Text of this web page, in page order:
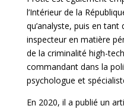
l’Intérieur de la
qu’analyste, puis en tant
inspecteur en matière
de la criminalité high-
commandant dans la
psychologue et
En 2020, il a publié un